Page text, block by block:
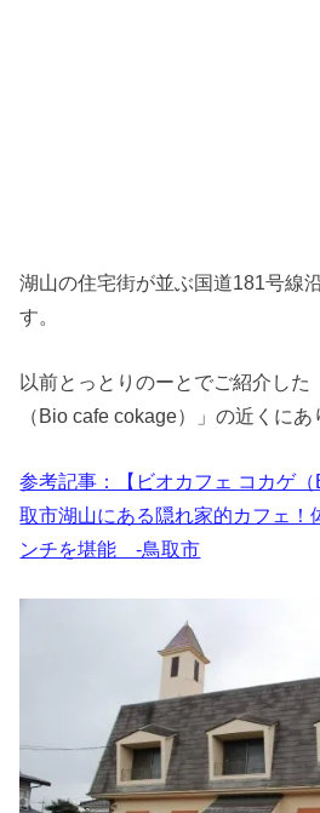
湖山の住宅街が並ぶ国道181号線
す。
以前とっとりのーとでご紹介した
（Bio cafe cokage）」の近くにあ
参考記事：【ビオカフェ コカゲ
取市湖山にある隠れ家的カフェ！
ンチを堪能 -鳥取市